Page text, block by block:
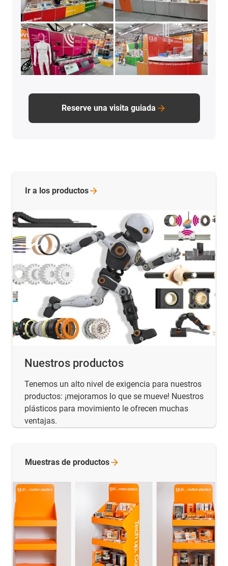
Reserve una visita guiada
Nuestros productos
Tenemos un alto nivel de exigencia para nuestros
productos: ¡mejoramos lo que se mueve! Nuestros
plásticos para movimiento le ofrecen muchas
ventajas.
Ir a los productos
Muestras de productos